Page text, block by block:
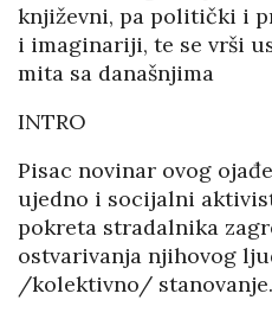
književni, pa politički i
i imaginariji, te se vrši
mita sa današnjima
INTRO
Pisac novinar ovog
ujedno i socijalni
pokreta stradalnika
ostvarivanja njihovog
/kolektivno/ stanovanje.